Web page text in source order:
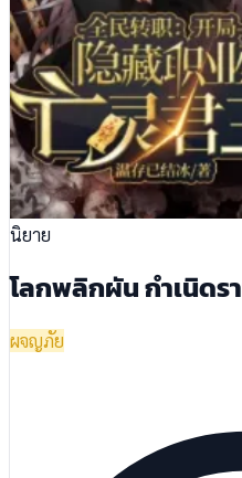
นิยาย
โลกพลิกผัน กำเนิดร
ผจญภัย